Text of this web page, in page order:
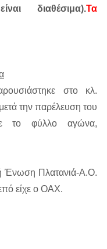
διαθέσιμα).Τα
στο κλ.
την παρέλευση του
το φύλλο αγώνα,
Ένωση Πλατανιά-A.O.
είχε ο ΟΑΧ.